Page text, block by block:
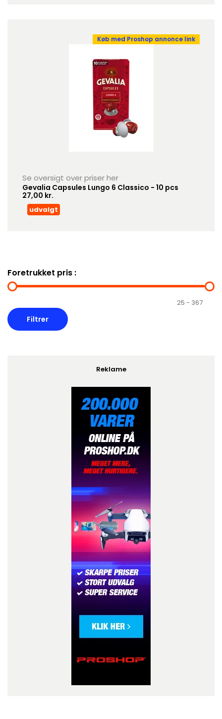
Køb med Proshop annonce link
Se oversigt over priser her
Gevalia Capsules Lungo 6 Classico - 10 pcs
27,00 kr.
udvalgt
Foretrukket pris :
Reklame